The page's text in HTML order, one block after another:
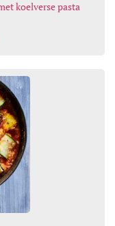
koelverse pasta